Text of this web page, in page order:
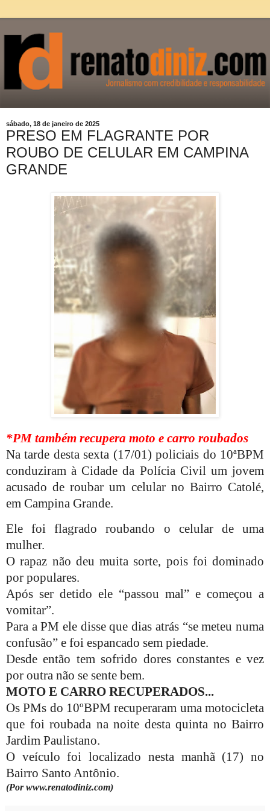
sábado, 18 de janeiro de 2025
PRESO EM FLAGRANTE POR
ROUBO DE CELULAR EM CAMPINA
GRANDE
*PM também recupera moto e carro roubados
Na tarde desta sexta (17/01) policiais do 10ªBPM
conduziram à Cidade da Polícia Civil um jovem
acusado de roubar um celular no Bairro Catolé,
em Campina Grande.
Ele foi flagrado roubando o celular de uma
mulher.
O rapaz não deu muita sorte, pois foi dominado
por populares.
Após ser detido ele “passou mal” e começou a
vomitar”.
Para a PM ele disse que dias atrás “se meteu numa
confusão” e foi espancado sem piedade.
Desde então tem sofrido dores constantes e vez
por outra não se sente bem.
MOTO E CARRO RECUPERADOS...
Os PMs do 10ºBPM recuperaram uma motocicleta
que foi roubada na noite desta quinta no Bairro
Jardim Paulistano.
O veículo foi localizado nesta manhã (17) no
Bairro Santo Antônio.
(Por www.renatodiniz.com)